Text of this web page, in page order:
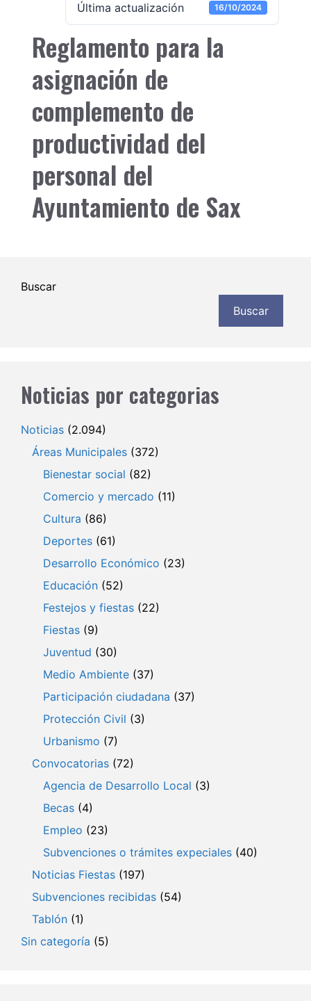
Última actualización 16/10/2024
Reglamento para la
asignación de
complemento de
productividad del
personal del
Ayuntamiento de Sax
Buscar
Buscar
Noticias por categorias
Noticias (2.094)
Áreas Municipales (372)
Bienestar social (82)
Comercio y mercado (11)
Cultura (86)
Deportes (61)
Desarrollo Económico (23)
Educación (52)
Festejos y fiestas (22)
Fiestas (9)
Juventud (30)
Medio Ambiente (37)
Participación ciudadana (37)
Protección Civil (3)
Urbanismo (7)
Convocatorias (72)
Agencia de Desarrollo Local (3)
Becas (4)
Empleo (23)
Subvenciones o trámites expeciales (40)
Noticias Fiestas (197)
Subvenciones recibidas (54)
Tablón (1)
Sin categoría (5)